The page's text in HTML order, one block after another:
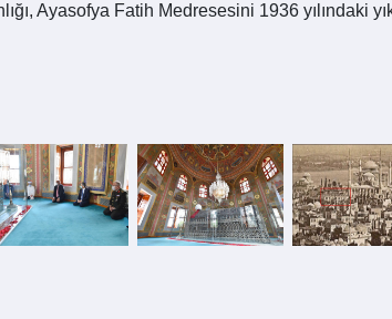
Ayasofya Fatih Medresesini 1936 yılındaki